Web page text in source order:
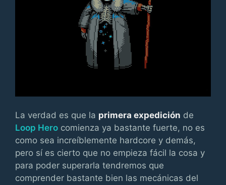
La verdad es que la primera expedición de
Loop Hero comienza ya bastante fuerte, no es
como sea increíblemente hardcore y demás,
pero sí es cierto que no empieza fácil la cosa y
para poder superarla tendremos que
comprender bastante bien las mecánicas del